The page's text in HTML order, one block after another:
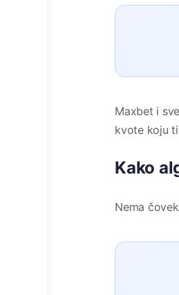
Maxbet i
kvote koju
Kako
Nema